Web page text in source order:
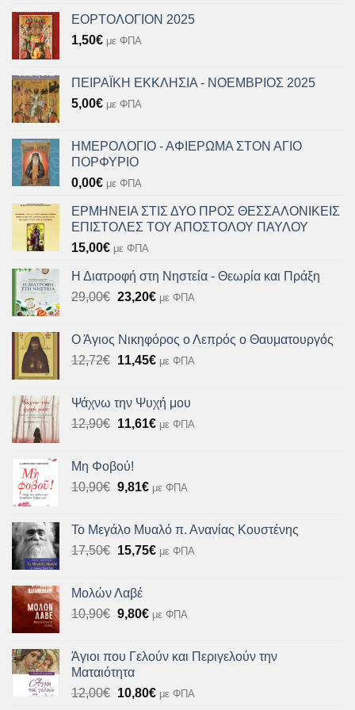
ΕΟΡΤΟΛΟΓΙΟΝ 2025
1,50€ με ΦΠΑ
ΠΕΙΡΑΪΚΗ ΕΚΚΛΗΣΙΑ - ΝΟΕΜΒΡΙΟΣ 2025
5,00€ με ΦΠΑ
ΗΜΕΡΟΛΟΓΙΟ - ΑΦΙΕΡΩΜΑ ΣΤΟΝ ΑΓΙΟ
ΠΟΡΦΥΡΙΟ
0,00€ με ΦΠΑ
ΕΡΜΗΝΕΙΑ ΣΤΙΣ ΔΥΟ ΠΡΟΣ ΘΕΣΣΑΛΟΝΙΚΕΙΣ
ΕΠΙΣΤΟΛΕΣ ΤΟΥ ΑΠΟΣΤΟΛΟΥ ΠΑΥΛΟΥ
15,00€ με ΦΠΑ
Η Διατροφή στη Νηστεία - Θεωρία και Πράξη
29,00€ Original
29,00€.
23,20€Η
είναι:
23,20€.
με ΦΠΑ
Ο Άγιος Νικηφόρος ο Λεπρός ο Θαυματουργός
12,72€ Original
12,72€.
11,45€Η
είναι:
11,45€.
με ΦΠΑ
Ψάχνω την Ψυχή μου
12,90€ Original
12,90€.
11,61€Η
11,61€.
με ΦΠΑ
Μη Φοβού!
10,90€ Original
10,90€.
9,81€Η
είναι:
9,81€.
με ΦΠΑ
Το Μεγάλο Μυαλό π. Ανανίας Κουστένης
17,50€ Original
17,50€.
15,75€Η
15,75€.
με ΦΠΑ
Μολών Λαβέ
10,90€ Original
10,90€.
9,80€Η
είναι:
με ΦΠΑ
Άγιοι που Γελούν και Περιγελούν την
Ματαιότητα
12,00€ Original
10,80€Ημε ΦΠΑ